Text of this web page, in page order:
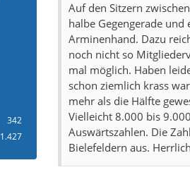
342
1.427
Auf den Sitzern
halbe Gegengerade
Arminenhand. Dazu
noch nicht so
mal möglich. Haben
schon ziemlich krass
mehr als die Hälfte
Vielleicht 8.000 bis
Auswärtszahlen. Die
Bielefeldern aus.